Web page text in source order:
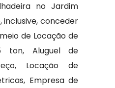
no Jardim
inclusive, conceder
de Locação de
ton, Aluguel de
Locação de
Empresa de